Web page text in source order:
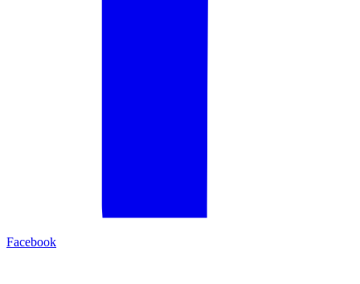
Facebook